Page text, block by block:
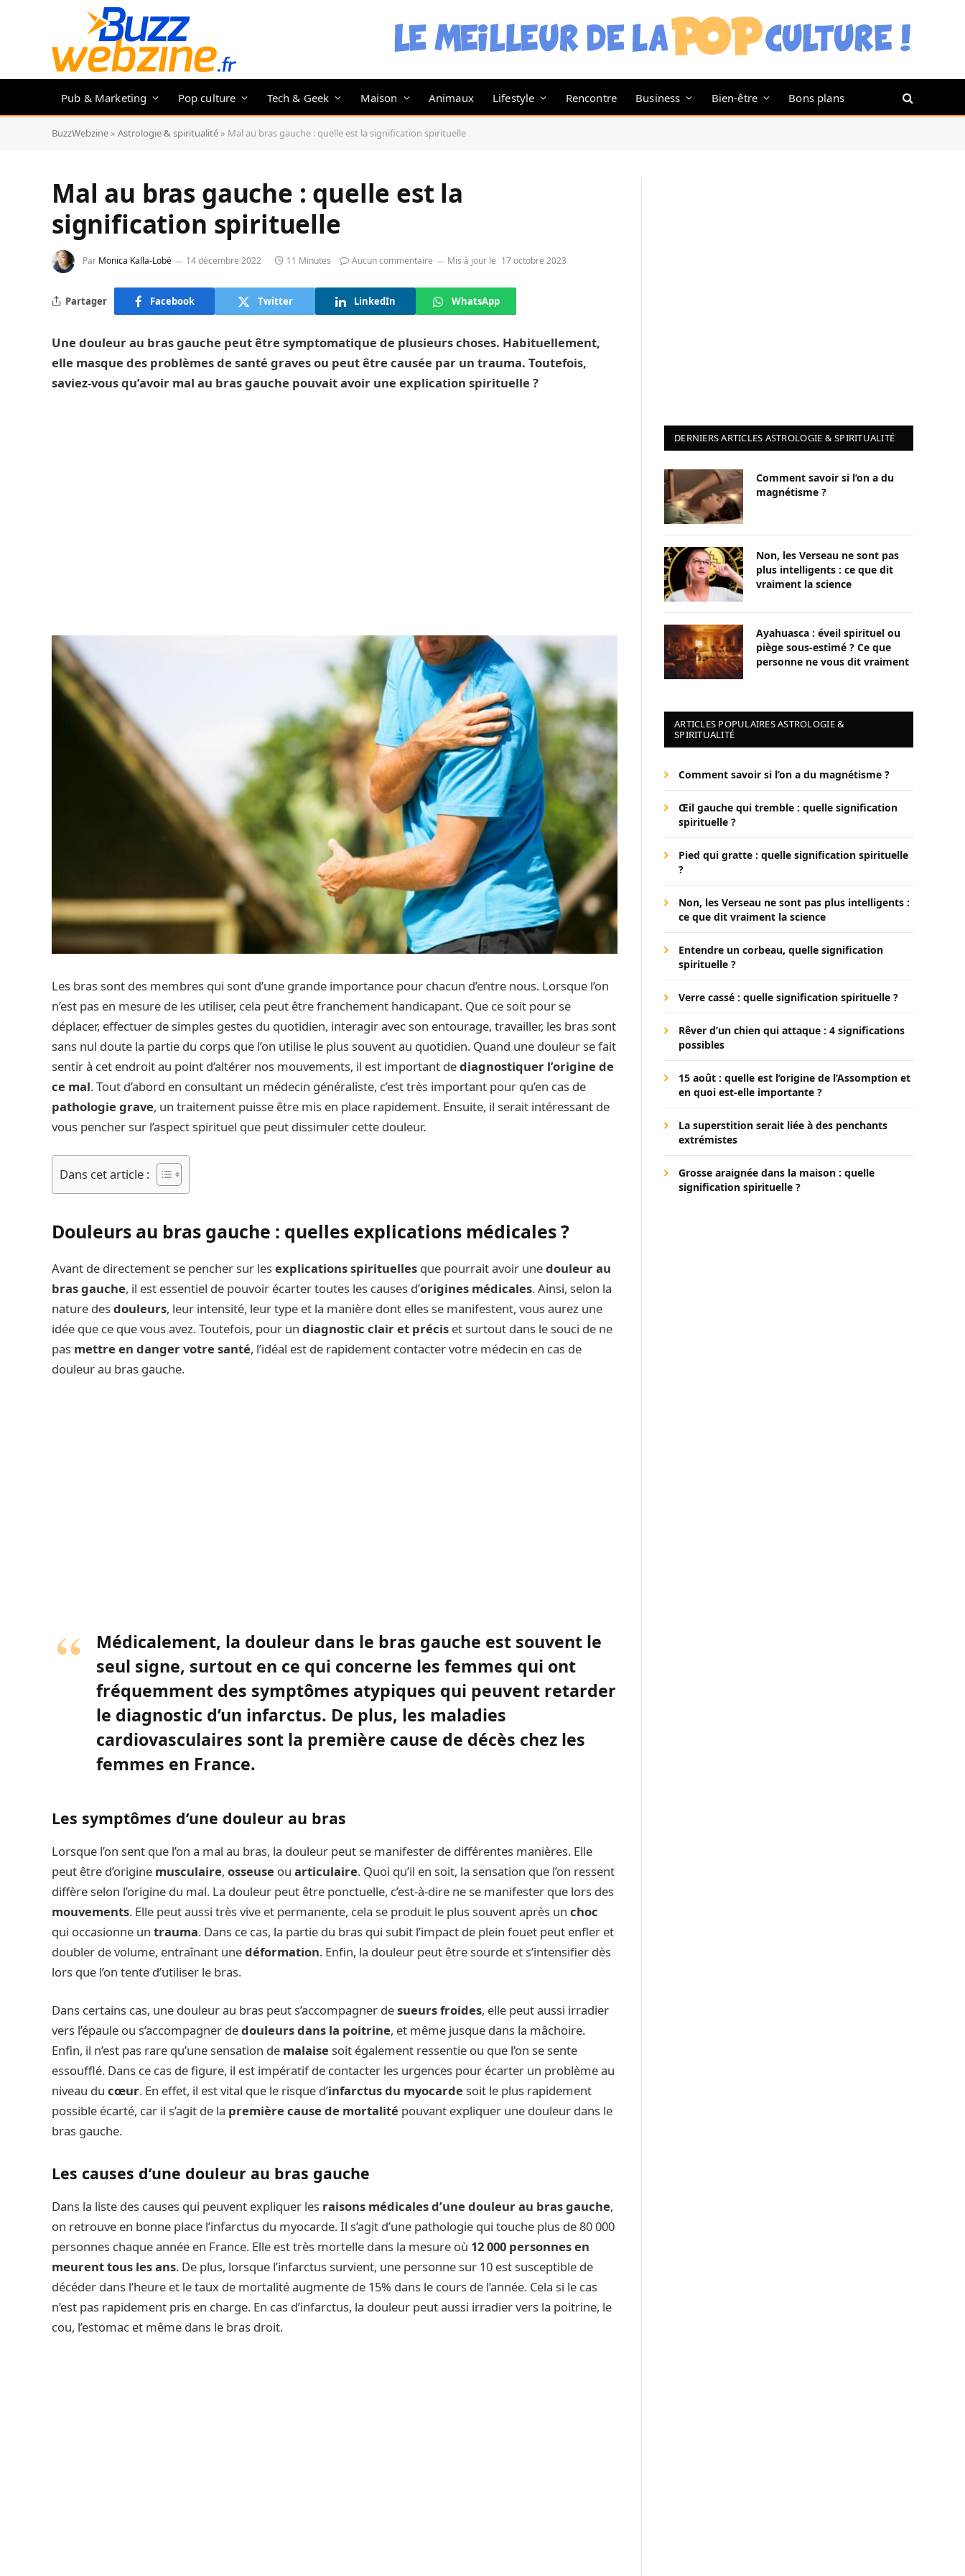
Pub & Marketing Pop culture Tech & Geek Maison Animaux Lifestyle Rencontre Business Bien-être Bons plans
BuzzWebzine » Astrologie & spiritualité » Mal au bras gauche : quelle est la signification spirituelle
Mal au bras gauche : quelle est la
signification spirituelle
Par Monica Kalla-Lobé 14 décembre 2022 11 Minutes Aucun commentaire Mis à jour le 17 octobre 2023
Partager Facebook Twitter LinkedIn WhatsApp
Une douleur au bras gauche peut être symptomatique de plusieurs choses. Habituellement,
elle masque des problèmes de santé graves ou peut être causée par un trauma. Toutefois,
saviez-vous qu’avoir mal au bras gauche pouvait avoir une explication spirituelle ?
Les bras sont des membres qui sont d’une grande importance pour chacun d’entre nous. Lorsque l’on
n’est pas en mesure de les utiliser, cela peut être franchement handicapant. Que ce soit pour se
déplacer, effectuer de simples gestes du quotidien, interagir avec son entourage, travailler, les bras sont
sans nul doute la partie du corps que l’on utilise le plus souvent au quotidien. Quand une douleur se fait
sentir à cet endroit au point d’altérer nos mouvements, il est important dediagnostiquer l’origine de
ce mal. Tout d’abord en consultant un médecin généraliste, c’est très important pour qu’en cas de
pathologie grave, un traitement puisse être mis en place rapidement. Ensuite, il serait intéressant de
vous pencher sur l’aspect spirituel que peut dissimuler cette douleur.
Dans cet article :
Douleurs au bras gauche : quelles explications médicales ?
Avant de directement se pencher sur lesexplications spirituelles que pourrait avoir unedouleur au
bras gauche, il est essentiel de pouvoir écarter toutes les causes d’origines médicales. Ainsi, selon la
nature desdouleurs, leur intensité, leur type et la manière dont elles se manifestent, vous aurez une
idée que ce que vous avez. Toutefois, pour un diagnostic clair et précis et surtout dans le souci de ne
pas mettre en danger votre santé, l’idéal est de rapidement contacter votre médecin en cas de
douleur au bras gauche.
Médicalement, la douleur dans le bras gauche est souvent le
seul signe, surtout en ce qui concerne les femmes qui ont
fréquemment des symptômes atypiques qui peuvent retarder
le diagnostic d’un infarctus. De plus, les maladies
cardiovasculaires sont la première cause de décès chez les
femmes en France.
Les symptômes d’une douleur au bras
Lorsque l’on sent que l’on a mal au bras, la douleur peut se manifester de différentes manières. Elle
peut être d’origine musculaire, osseuse ou articulaire. Quoi qu’il en soit, la sensation que l’on ressent
diffère selon l’origine du mal. La douleur peut être ponctuelle, c’est-à-dire ne se manifester que lors des
mouvements. Elle peut aussi très vive et permanente, cela se produit le plus souvent après un choc
qui occasionne un trauma. Dans ce cas, la partie du bras qui subit l’impact de plein fouet peut enfler et
doubler de volume, entraînant unedéformation. Enfin, la douleur peut être sourde et s’intensifier dès
lors que l’on tente d’utiliser le bras.
Dans certains cas, une douleur au bras peut s’accompagner desueurs froides, elle peut aussi irradier
vers l’épaule ou s’accompagner dedouleurs dans la poitrine, et même jusque dans la mâchoire.
Enfin, il n’est pas rare qu’une sensation de malaise soit également ressentie ou que l’on se sente
essoufflé. Dans ce cas de figure, il est impératif de contacter les urgences pour écarter un problème au
niveau du cœur. En effet, il est vital que le risque d’infarctus du myocarde soit le plus rapidement
possible écarté, car il s’agit de la première cause de mortalité pouvant expliquer une douleur dans le
bras gauche.
Les causes d’une douleur au bras gauche
Dans la liste des causes qui peuvent expliquer les raisons médicales d’une douleur au bras gauche,
on retrouve en bonne place l’infarctus du myocarde. Il s’agit d’une pathologie qui touche plus de 80 000
personnes chaque année en France. Elle est très mortelle dans la mesure où 12 000 personnes en
meurent tous les ans. De plus, lorsque l’infarctus survient, une personne sur 10 est susceptible de
décéder dans l’heure et le taux de mortalité augmente de 15% dans le cours de l’année. Cela si le cas
n’est pas rapidement pris en charge. En cas d’infarctus, la douleur peut aussi irradier vers la poitrine, le
cou, l’estomac et même dans le bras droit.
DERNIERS ARTICLES ASTROLOGIE & SPIRITUALITÉ
Comment savoir si l’on a du
magnétisme ?
Non, les Verseau ne sont pas
plus intelligents : ce que dit
vraiment la science
Ayahuasca : éveil spirituel ou
piège sous-estimé ? Ce que
personne ne vous dit vraiment
ARTICLES POPULAIRES ASTROLOGIE &
SPIRITUALITÉ
Comment savoir si l’on a du magnétisme ?
Œil gauche qui tremble : quelle signification
spirituelle ?
Pied qui gratte : quelle signification spirituelle
?
Non, les Verseau ne sont pas plus intelligents :
ce que dit vraiment la science
Entendre un corbeau, quelle signification
spirituelle ?
Verre cassé : quelle signification spirituelle ?
Rêver d’un chien qui attaque : 4 significations
possibles
15 août : quelle est l’origine de l’Assomption et
en quoi est-elle importante ?
La superstition serait liée à des penchants
extrémistes
Grosse araignée dans la maison : quelle
signification spirituelle ?